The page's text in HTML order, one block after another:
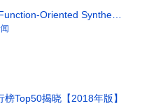
Oriented Synthe…
Top50揭晓【2018年版】